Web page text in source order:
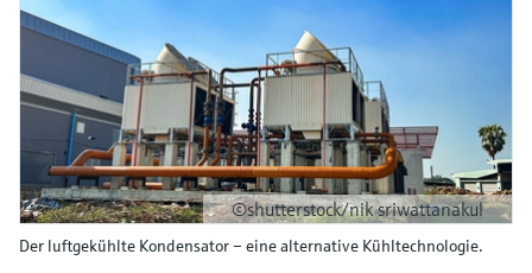
©shutterstock/nik sriwattanakul
Der luftgekühlte Kondensator – eine alternative Kühltechnologie.